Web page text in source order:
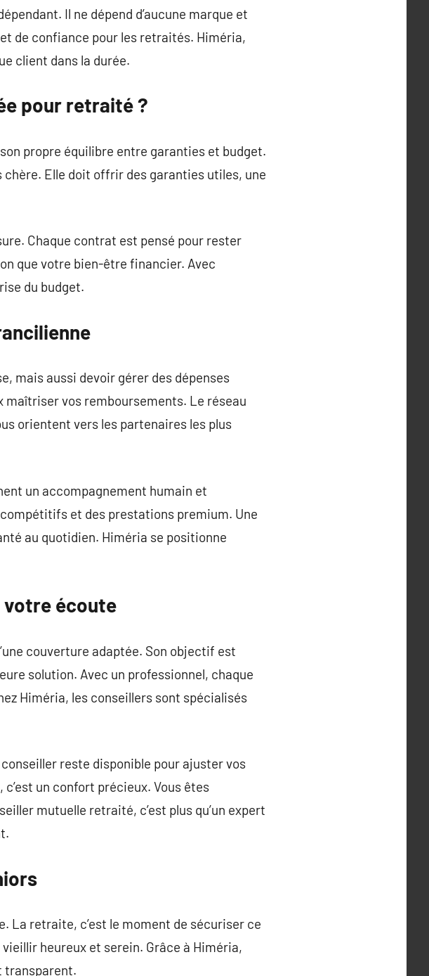
Il ne dépend d’aucune marque et
de confiance pour les retraités. Himéria,
client dans la durée.
pour retraité ?
propre équilibre entre garanties et budget.
chère. Elle doit offrir des garanties utiles, une
Chaque contrat est pensé pour rester
que votre bien-être financier. Avec
du budget.
mais aussi devoir gérer des dépenses
maîtriser vos remboursements. Le réseau
orientent vers les partenaires les plus
un accompagnement humain et
et des prestations premium. Une
au quotidien. Himéria se positionne
votre écoute
couverture adaptée. Son objectif est
solution. Avec un professionnel, chaque
Himéria, les conseillers sont spécialisés
reste disponible pour ajuster vos
un confort précieux. Vous êtes
mutuelle retraité, c’est plus qu’un expert
La retraite, c’est le moment de sécuriser ce
heureux et serein. Grâce à Himéria,
transparent.